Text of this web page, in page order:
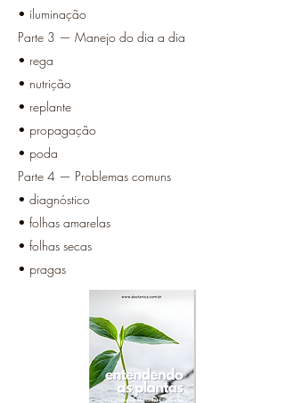
• iluminação
Parte 3 — Manejo do dia a dia
• rega
• nutrição
• replante
• propagação
• poda
Parte 4 — Problemas comuns
• diagnóstico
• folhas amarelas
• folhas secas
• pragas